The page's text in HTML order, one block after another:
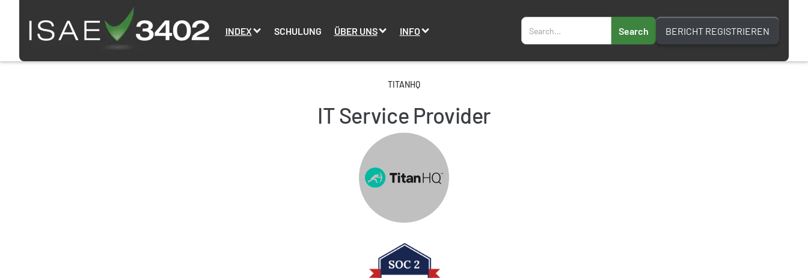
INDEX SCHULUNG ÜBER UNS INFO BERICHT REGISTRIEREN
TITANHQ
IT Service Provider